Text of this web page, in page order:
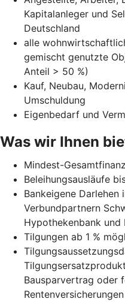
Kapitalanleger und
Deutschland
alle
gemischt genutzte
Anteil > 50 %)
Kauf, Neubau,
Umschuldung
Eigenbedarf und
Was wir Ihnen
Mindest-
Beleihungsausläufe
Bankeigene Darlehen
Verbundpartnern
Hypothekenbank und
Tilgungen ab 1 %
Bausparvertrag oder
Rentenversicherungen